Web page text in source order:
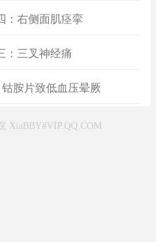
：右侧面肌痉挛
：三叉神经痛
胺片致低血压晕厥
XiaBBY#VIP.QQ.COM